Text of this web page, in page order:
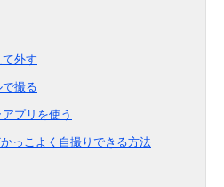
外す
撮る
プリを使う
っこよく自撮りできる方法